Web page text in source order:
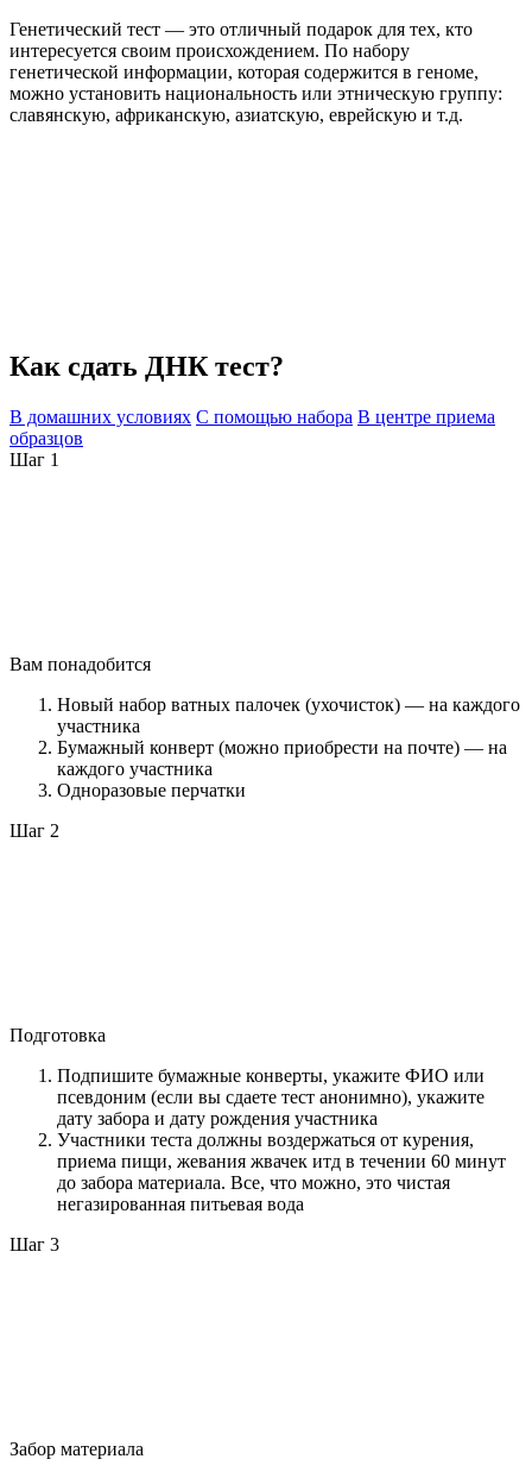
Генетический тест — это отличный подарок для тех, кто
интересуется своим происхождением. По набору
генетической информации, которая содержится в геноме,
можно установить национальность или этническую группу:
славянскую, африканскую, азиатскую, еврейскую и т.д.
Как сдать ДНК тест?
В домашних условиях С помощью набора В центре приема
образцов
Шаг 1
Вам понадобится
Новый набор ватных палочек (ухочисток) — на каждого
участника
Бумажный конверт (можно приобрести на почте) — на
каждого участника
Одноразовые перчатки
Шаг 2
Подготовка
Подпишите бумажные конверты, укажите ФИО или
псевдоним (если вы сдаете тест анонимно), укажите
дату забора и дату рождения участника
Участники теста должны воздержаться от курения,
приема пищи, жевания жвачек итд в течении 60 минут
до забора материала. Все, что можно, это чистая
негазированная питьевая вода
Шаг 3
Забор материала